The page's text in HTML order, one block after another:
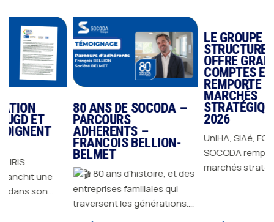
80 ANS DE SOCODA –
PARCOURS
ADHERENTS –
FRANCOIS BELLION-
BELMET
80 ans d'histoire, et des
entreprises familiales qui
traversent les générations.
Depuis 1946, GROUPE
LE GROUPE SOCODA
STRUCTURE SON
COMPTES ET
REMPORTE DES
MARCHÉS
STRATÉGIQUES EN
2026
UniHA, SIAé, FOSELEV…